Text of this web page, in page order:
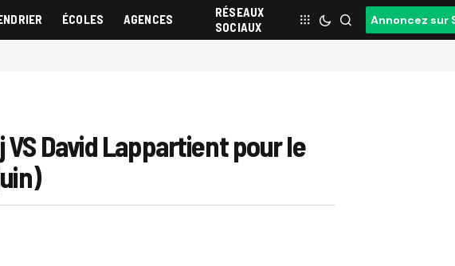
ÉCOLES AGENCES
RÉSEAUX
SOCIAUX
Annoncez sur
David Lappartient pour le